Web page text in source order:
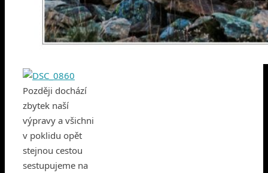
Později dochází
zbytek naší
výpravy a všichni
v poklidu opět
stejnou cestou
sestupujeme na